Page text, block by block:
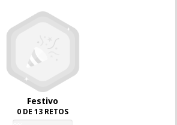
Festivo
0 DE 13 RETOS